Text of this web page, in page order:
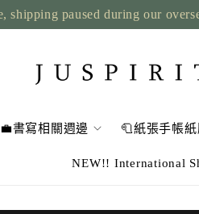
shipping paused during our
💼書寫相關週邊 🧻紙張手帳紙
NEW!! International